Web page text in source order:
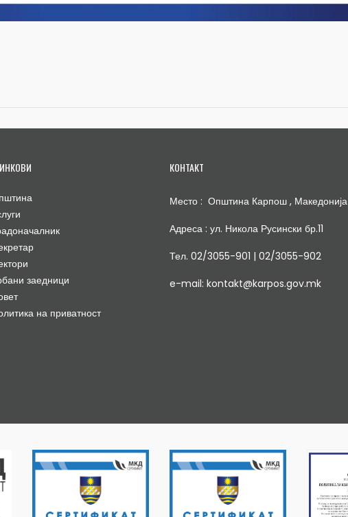
заедници
на приватност
КОНТАКТ
Место : Општина Карпош , Македонија
Адреса : ул. Никола Русински бр.11
Тел. 02/3055-901 | 02/3055-902
e-mail: kontakt@karpos.gov.mk